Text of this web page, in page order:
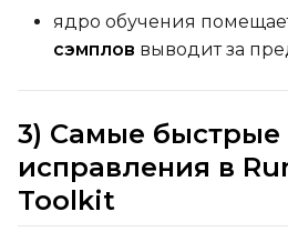
ядро обучения
сэмплов выводит за
3) Самые быстрые
исправления в
Toolkit